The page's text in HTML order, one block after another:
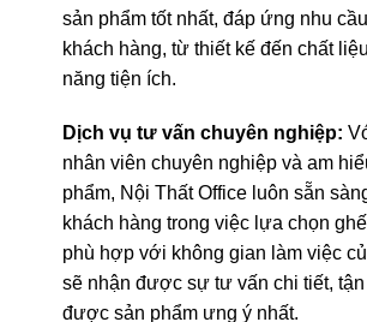
sản phẩm tốt nhất, đáp ứng nhu
khách hàng, từ thiết kế đến chất
năng tiện ích.
Dịch vụ tư vấn chuyên nghiệp:
nhân viên chuyên nghiệp và am
phẩm, Nội Thất Office luôn sẵn
khách hàng trong việc lựa chọn
phù hợp với không gian làm việc
sẽ nhận được sự tư vấn chi tiết,
được sản phẩm ưng ý nhất.